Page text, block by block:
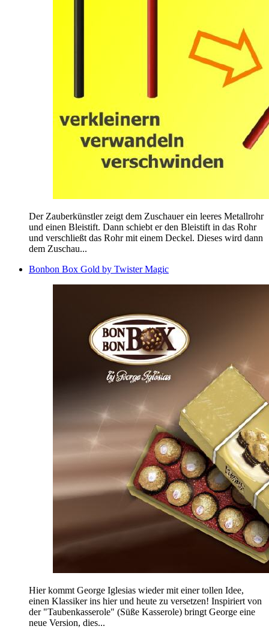
Der Zauberkünstler zeigt dem Zuschauer ein leeres Metallrohr
und einen Bleistift. Dann schiebt er den Bleistift in das Rohr
und verschließt das Rohr mit einem Deckel. Dieses wird dann
dem Zuschau...
Bonbon Box Gold by Twister Magic
Hier kommt George Iglesias wieder mit einer tollen Idee,
einen Klassiker ins hier und heute zu versetzen! Inspiriert von
der "Taubenkasserole" (Süße Kasserole) bringt George eine
neue Version, dies...